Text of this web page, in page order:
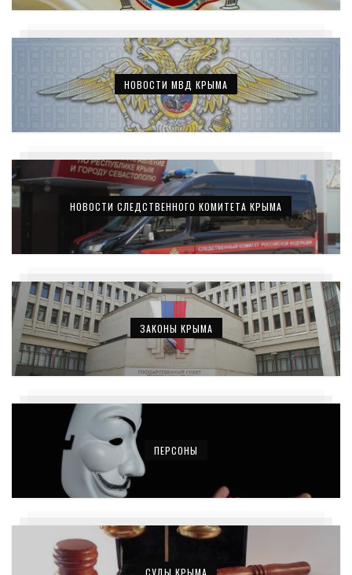
НОВОСТИ МВД КРЫМА
НОВОСТИ СЛЕДСТВЕННОГО КОМИТЕТА КРЫМА
ЗАКОНЫ КРЫМА
ПЕРСОНЫ
СУДЫ КРЫМА